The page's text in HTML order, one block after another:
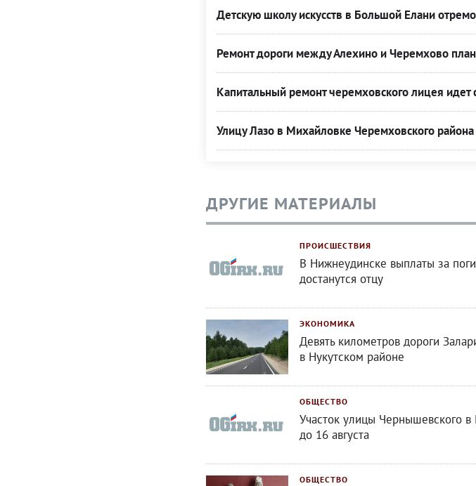
Детскую школу искусств в Большой Елани
Ремонт дороги между Алехино и Черемхово
Капитальный ремонт черемховского лицея
Улицу Лазо в Михайловке Черемховского
ДРУГИЕ МАТЕРИАЛЫ
ПРОИСШЕСТВИЯ
В Нижнеудинске выплаты за
достанутся отцу
ЭКОНОМИКА
Девять километров дороги
в Нукутском районе
ОБЩЕСТВО
Участок улицы Чернышевского
до 16 августа
ОБЩЕСТВО